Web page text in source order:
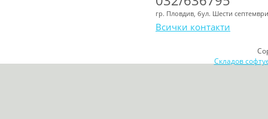
гр. Пловдив, бул. Шести
Всички контакти
Складов